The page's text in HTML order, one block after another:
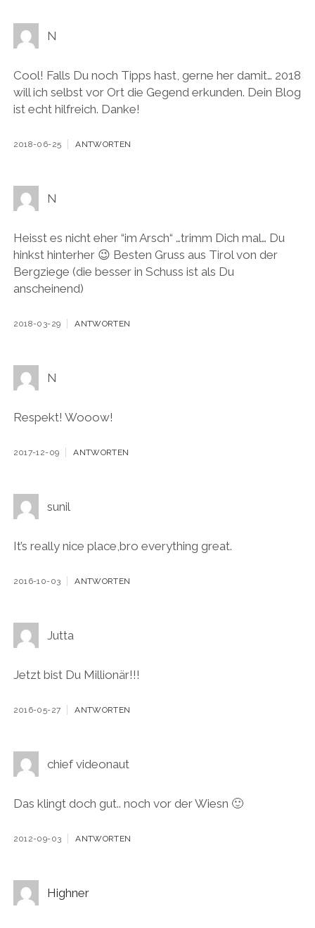
N
Cool! Falls Du noch Tipps hast, gerne her damit… 2018
will ich selbst vor Ort die Gegend erkunden. Dein Blog
ist echt hilfreich. Danke!
2018-06-25 ANTWORTEN
N
Heisst es nicht eher “im Arsch“ …trimm Dich mal… Du
hinkst hinterher 😉 Besten Gruss aus Tirol von der
Bergziege (die besser in Schuss ist als Du
anscheinend)
2018-03-29 ANTWORTEN
N
Respekt! Wooow!
2017-12-09 ANTWORTEN
sunil
It’s really nice place,bro everything great.
2016-10-03 ANTWORTEN
Jutta
Jetzt bist Du Millionär!!!
2016-05-27 ANTWORTEN
chief videonaut
Das klingt doch gut.. noch vor der Wiesn 🙂
2012-09-03 ANTWORTEN
Highner